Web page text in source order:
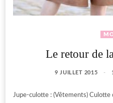
Le retour de
9 JUILLET 2015
Jupe-culotte : (Vêtements)